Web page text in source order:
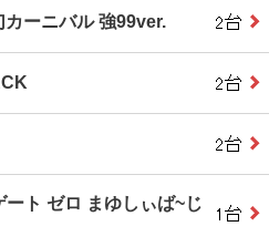
カーニバル 強99ver.
ト ゼロ まゆしぃば~じ